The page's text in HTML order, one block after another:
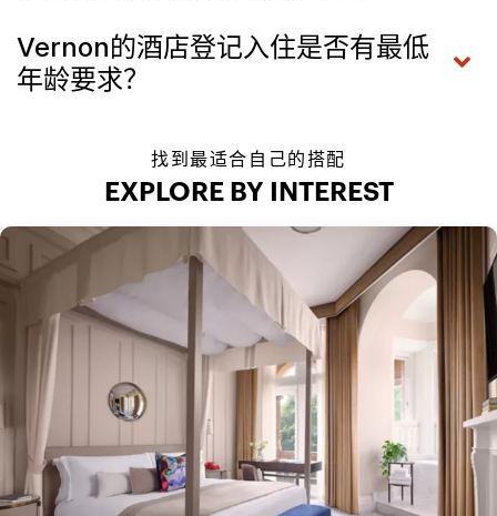
Vernon的酒店登记入住是否有最低
年龄要求？
找到最适合自己的搭配
EXPLORE BY INTEREST